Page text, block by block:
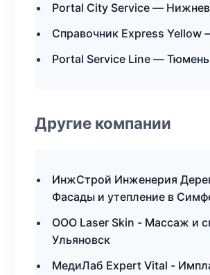
Portal City Service —
Справочник Express Yellow
Portal Service Line — Тюмень
Другие компании
ИнжСтрой Инженерия
Фасады и утепление в
ООО Laser Skin - Массаж и
Ульяновск
МедиЛаб Expert Vital -